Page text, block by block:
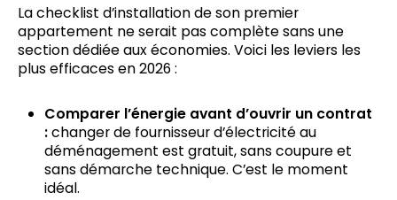
La checklist d’installation de son premier
appartement ne serait pas complète sans une
section dédiée aux économies. Voici les leviers les
plus efficaces en 2026 :
Comparer l’énergie avant d’ouvrir un contrat
:changer de fournisseur d’électricité au
déménagement est gratuit, sans coupure et
sans démarche technique. C’est le moment
idéal.